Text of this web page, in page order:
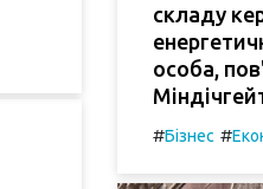
складу
особа,
#Бізнес #